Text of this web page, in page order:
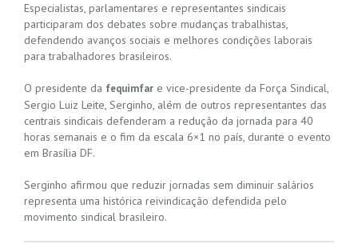
Especialistas, parlamentares e representantes sindicais
participaram dos debates sobre mudanças trabalhistas,
defendendo avanços sociais e melhores condições laborais
para trabalhadores brasileiros.
O presidente da fequimfar e vice-presidente da Força Sindical,
Sergio Luiz Leite, Serginho, além de outros representantes das
centrais sindicais defenderam a redução da jornada para 40
horas semanais e o fim da escala 6×1 no país, durante o evento
em Brasília DF.
Serginho afirmou que reduzir jornadas sem diminuir salários
representa uma histórica reivindicação defendida pelo
movimento sindical brasileiro.